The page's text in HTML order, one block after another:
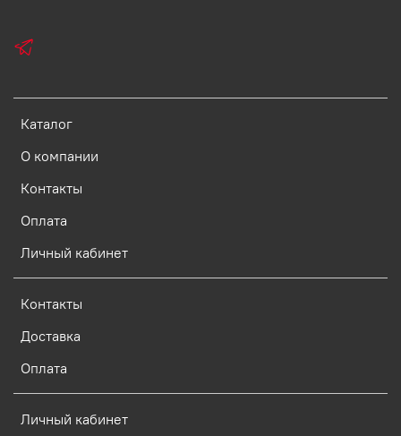
Каталог
О компании
Контакты
Оплата
Личный кабинет
Контакты
Доставка
Оплата
Личный кабинет